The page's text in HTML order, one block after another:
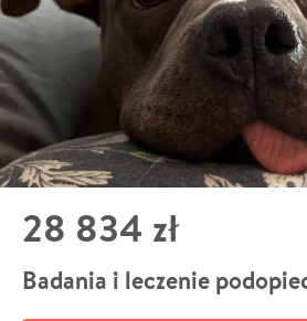
28 834 zł
Badania i leczenie